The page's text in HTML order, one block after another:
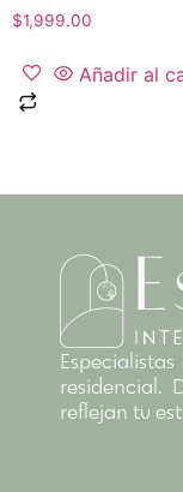
$1,999.00
Añadir al
residencial.
reflejan tu